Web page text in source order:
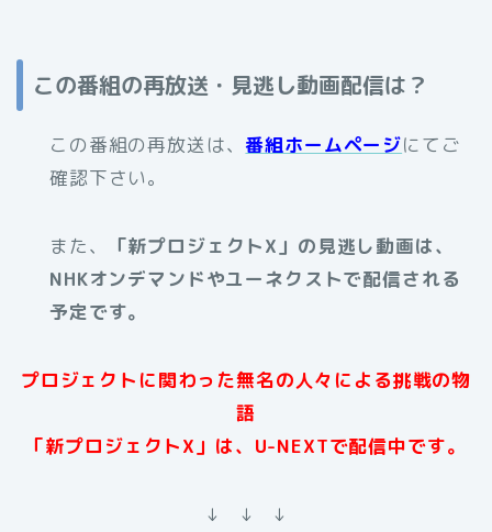
この番組の再放送・見逃し動画配信は？
この番組の再放送は、番組ホームページにてご
確認下さい。
また、
「新プロジェクトX」の見逃し動画は、
NHKオンデマンドやユーネクストで配信される
予定です。
プロジェクトに関わった無名の人々による挑戦の物
語
「新プロジェクトX」は、 U-NEXTで配信中です。
↓ ↓ ↓